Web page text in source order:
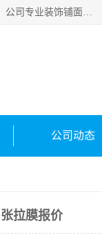
佛山朗鑫装饰工程有限公司主营软膜天花，软膜天花灯箱，卡布灯箱，张拉膜等产品，价格实惠，支持定制；公司专业装饰铺面，家居，会展特装，软膜等工程，技能精良人员，安装快、价格合理，质量保证、热诚与各方有识人士合作，欢迎新老客户来电咨询。
公司动态
张拉膜报价